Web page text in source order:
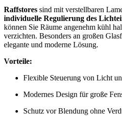
Raffstores sind mit verstellbaren
individuelle Regulierung des
können Sie Räume angenehm kühl
verzichten. Besonders an großen
elegante und moderne Lösung.
Vorteile:
Flexible Steuerung von Licht
Modernes Design für große
Schutz vor Blendung ohne